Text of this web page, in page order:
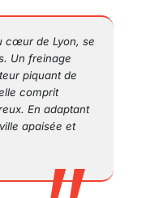
cœur de Lyon, se
Un freinage
piquant de
comprit
En adaptant
apaisée et